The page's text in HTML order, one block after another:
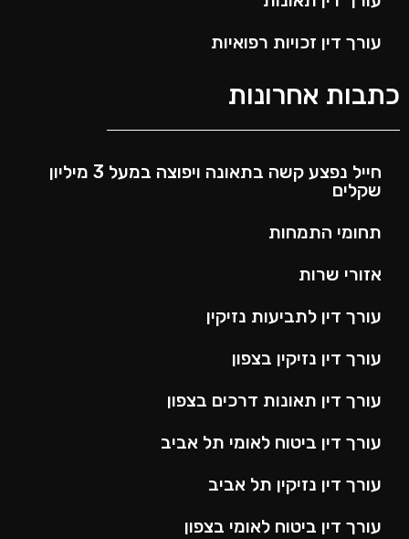
עורך דין זכויות רפואיות
כתבות אחרונות
חייל נפצע קשה בתאונה ויפוצה במעל 3 מיליון
שקלים
תחומי התמחות
אזורי שרות
עורך דין לתביעות נזיקין
עורך דין נזיקין בצפון
עורך דין תאונות דרכים בצפון
עורך דין ביטוח לאומי תל אביב
עורך דין נזיקין תל אביב
עורך דין ביטוח לאומי בצפון